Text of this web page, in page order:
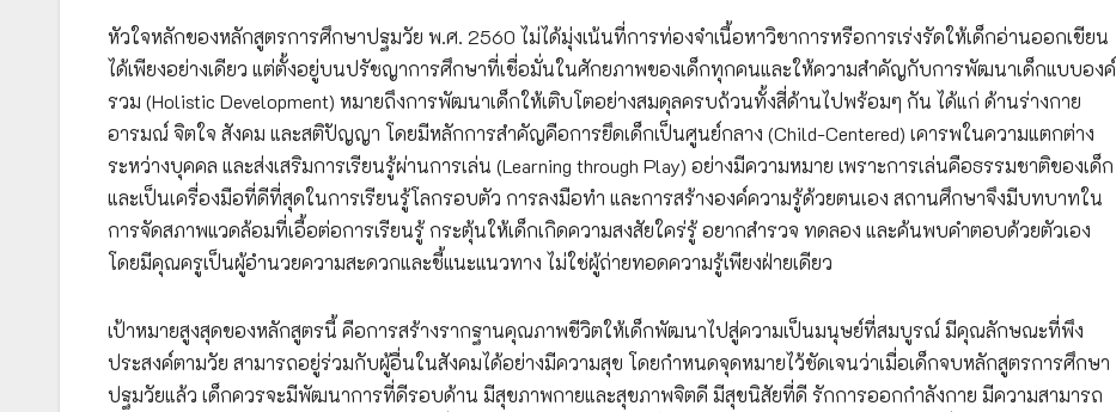
หัวใจหลักของหลักสูตรการศึกษาปฐมวัย พ.ศ. 2560 ไม่ได้มุ่งเน้นที่การท่องจำเนื้อหาวิชาการหรือการเร่งรัดให้เด็กอ่านออกเขียน
ได้เพียงอย่างเดียว แต่ตั้งอยู่บนปรัชญาการศึกษาที่เชื่อมั่นในศักยภาพของเด็กทุกคนและให้ความสำคัญกับการพัฒนาเด็กแบบองค์
รวม (Holistic Development) หมายถึงการพัฒนาเด็กให้เติบโตอย่างสมดุลครบถ้วนทั้งสี่ด้านไปพร้อมๆ กัน ได้แก่ ด้านร่างกาย
อารมณ์ จิตใจ สังคม และสติปัญญา โดยมีหลักการสำคัญคือการยึดเด็กเป็นศูนย์กลาง (Child-Centered) เคารพในความแตกต่าง
ระหว่างบุคคล และส่งเสริมการเรียนรู้ผ่านการเล่น (Learning through Play) อย่างมีความหมาย เพราะการเล่นคือธรรมชาติของเด็ก
และเป็นเครื่องมือที่ดีที่สุดในการเรียนรู้โลกรอบตัว การลงมือทำ และการสร้างองค์ความรู้ด้วยตนเอง สถานศึกษาจึงมีบทบาทใน
การจัดสภาพแวดล้อมที่เอื้อต่อการเรียนรู้ กระตุ้นให้เด็กเกิดความสงสัยใคร่รู้ อยากสำรวจ ทดลอง และค้นพบคำตอบด้วยตัวเอง
โดยมีคุณครูเป็นผู้อำนวยความสะดวกและชี้แนะแนวทาง ไม่ใช่ผู้ถ่ายทอดความรู้เพียงฝ่ายเดียว
เป้าหมายสูงสุดของหลักสูตรนี้ คือการสร้างรากฐานคุณภาพชีวิตให้เด็กพัฒนาไปสู่ความเป็นมนุษย์ที่สมบูรณ์ มีคุณลักษณะที่พึง
ประสงค์ตามวัย สามารถอยู่ร่วมกับผู้อื่นในสังคมได้อย่างมีความสุข โดยกำหนดจุดหมายไว้ชัดเจนว่าเมื่อเด็กจบหลักสูตรการศึกษา
ปฐมวัยแล้ว เด็กควรจะมีพัฒนาการที่ดีรอบด้าน มีสุขภาพกายและสุขภาพจิตดี มีสุขนิสัยที่ดี รักการออกกำลังกาย มีความสามารถ